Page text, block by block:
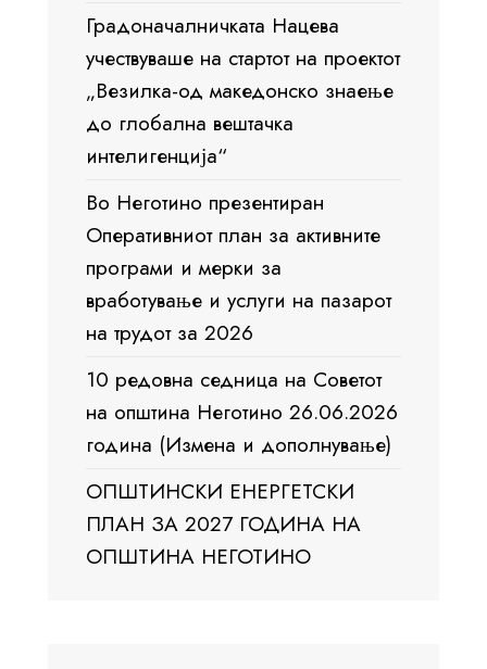
Градоначалничката Нацева
учествуваше на стартот на проектот
„Везилка-од македонско знаење
до глобална вештачка
интелигенција“
Во Неготино презентиран
Оперативниот план за активните
програми и мерки за
вработување и услуги на пазарот
на трудот за 2026
10 редовна седница на Советот
на општина Неготино 26.06.2026
година (Измена и дополнување)
ОПШТИНСКИ ЕНЕРГЕТСКИ
ПЛАН ЗА 2027 ГОДИНА НА
ОПШТИНА НЕГОТИНО